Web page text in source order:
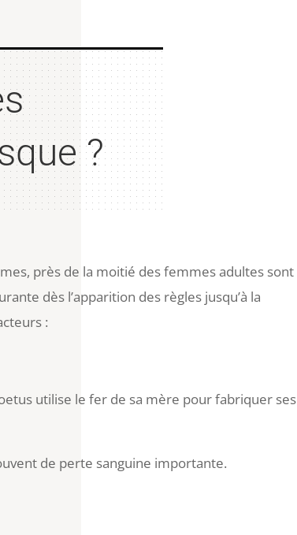
?
près de la moitié des femmes adultes sont
dès l’apparition des règles jusqu’à la
:
utilise le fer de sa mère pour fabriquer ses
de perte sanguine importante.